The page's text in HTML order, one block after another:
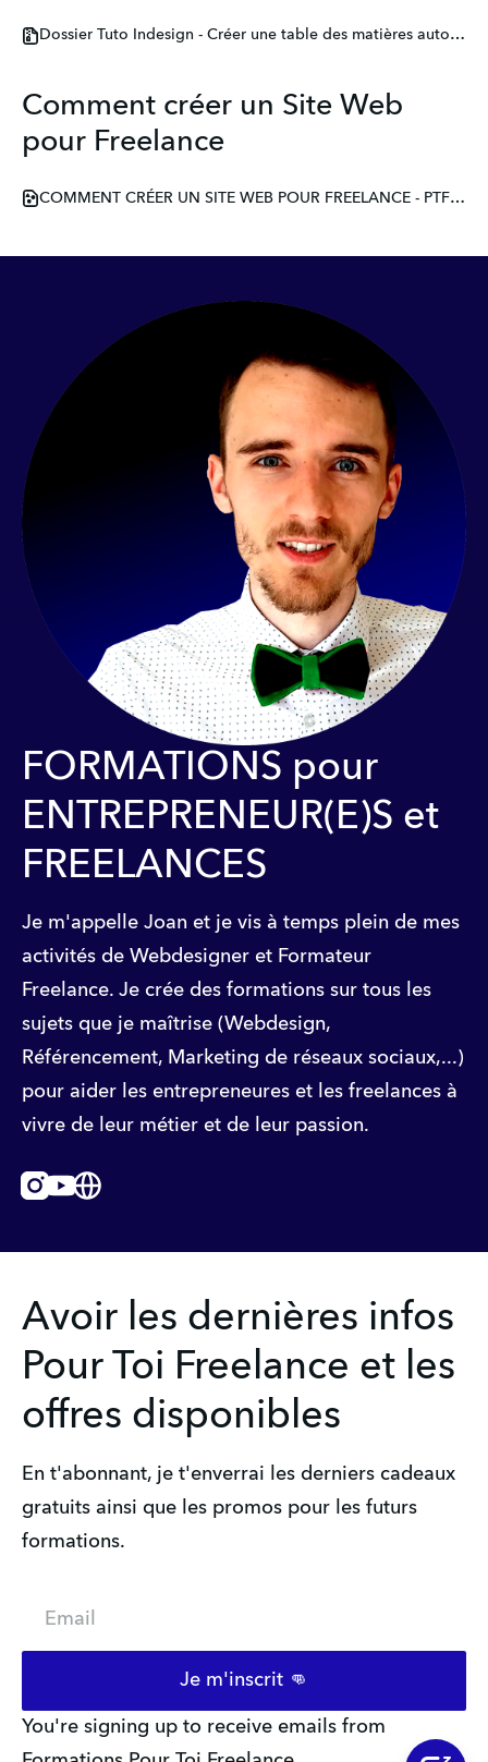
Dossier Tuto Indesign - Créer une table des matières automatique.zip
Comment créer un Site Web
pour Freelance
COMMENT CRÉER UN SITE WEB POUR FREELANCE - PTF x L-Expert-Comptable-com.pdf
FORMATIONS pour
ENTREPRENEUR(E)S et
FREELANCES
Je m'appelle Joan et je vis à temps plein de mes
activités de Webdesigner et Formateur
Freelance. Je crée des formations sur tous les
sujets que je maîtrise (Webdesign,
Référencement, Marketing de réseaux sociaux,...)
pour aider les entrepreneures et les freelances à
vivre de leur métier et de leur passion.
Instagram
Youtube
Website
Avoir les dernières infos
Pour Toi Freelance et les
offres disponibles
En t'abonnant, je t'enverrai les derniers cadeaux
gratuits ainsi que les promos pour les futurs
formations.
Je m'inscrit 👊
You're signing up to receive emails from